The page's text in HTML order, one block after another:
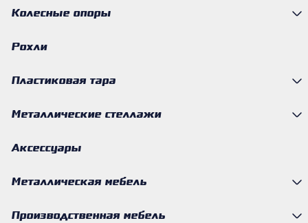
Колесные опоры
Рохли
Пластиковая тара
Металлические стеллажи
Аксессуары
Металлическая мебель
Производственная мебель